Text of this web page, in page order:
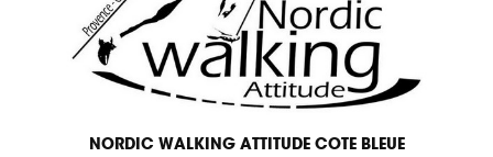
NORDIC WALKING ATTITUDE COTE BLEUE